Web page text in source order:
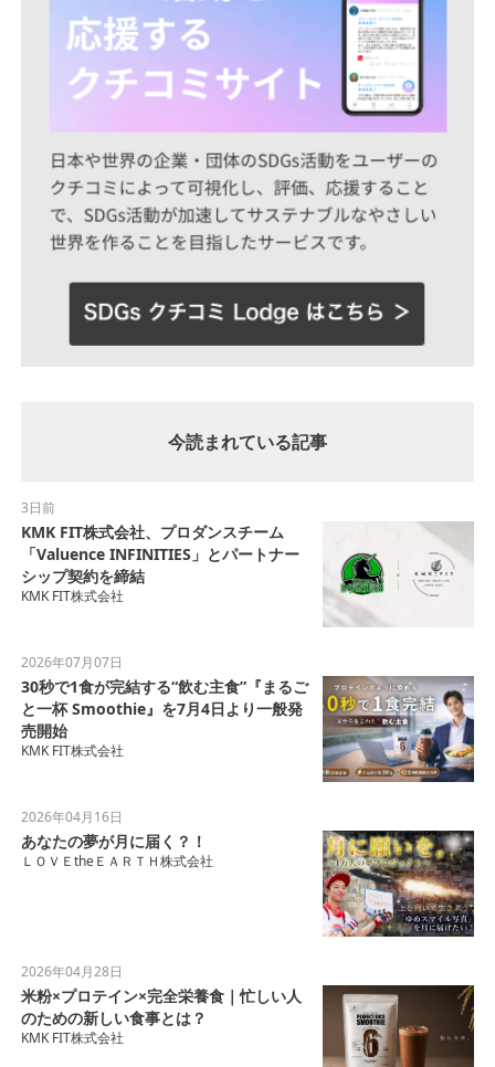
今読まれている記事
3日前
KMK FIT株式会社、プロダンスチーム
「Valuence INFINITIES」とパートナー
シップ契約を締結
KMK FIT株式会社
2026年07月07日
30秒で1食が完結する“飲む主食”『まるご
と一杯 Smoothie』を7月4日より一般発
売開始
KMK FIT株式会社
2026年04月16日
あなたの夢が月に届く？！
ＬＯＶＥtheＥＡＲＴＨ株式会社
2026年04月28日
米粉×プロテイン×完全栄養食｜忙しい人
のための新しい食事とは？
KMK FIT株式会社